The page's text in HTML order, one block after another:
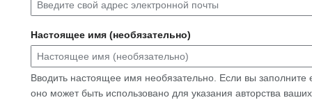
Настоящее имя (необязательно)
Вводить настоящее имя необязательно. Если вы заполните
оно может быть использовано для указания авторства